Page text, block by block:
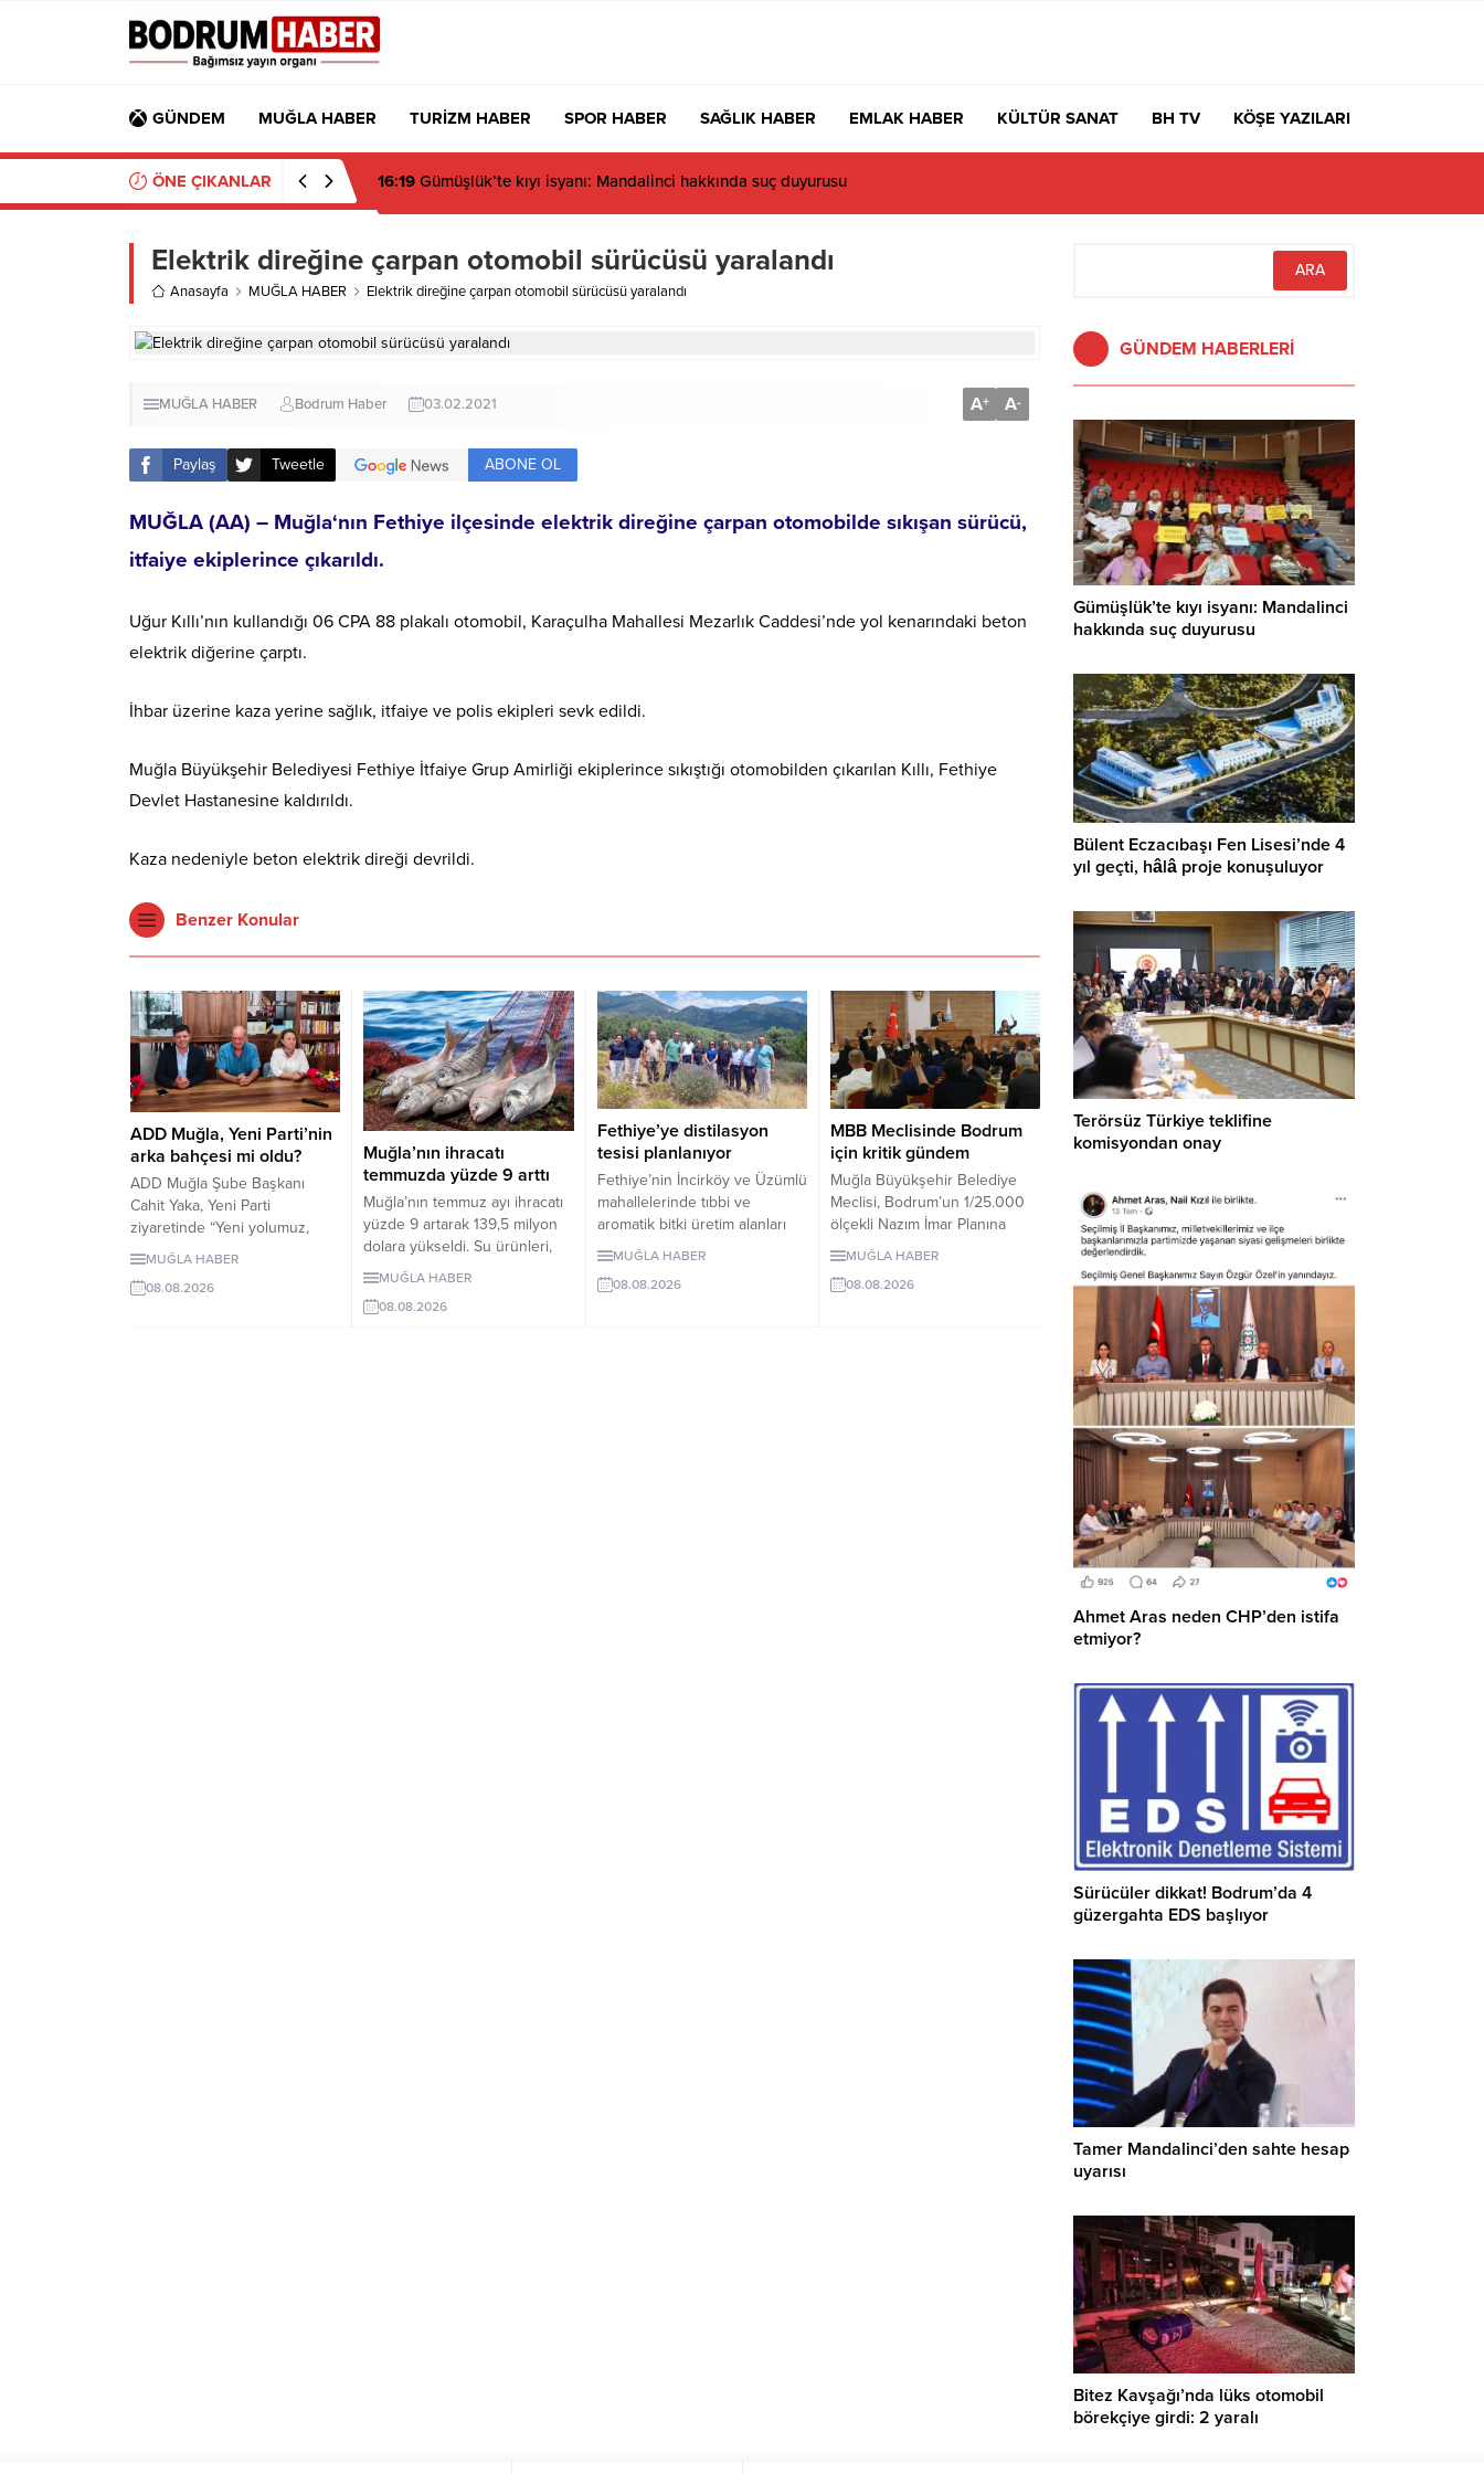
GÜNDEM MUĞLA HABER TURİZM HABER SPOR HABER SAĞLIK HABER EMLAK HABER KÜLTÜR SANAT BH TV KÖŞE YAZILARI
ÖNE ÇIKANLAR 16:19 Gümüşlük’te kıyı isyanı: Mandalinci hakkında suç duyurusu
Elektrik direğine çarpan otomobil sürücüsü yaralandı
Anasayfa MUĞLA HABER Elektrik direğine çarpan otomobil sürücüsü yaralandı
MUĞLA HABER Bodrum Haber 03.02.2021 A+ A-
Paylaş Tweetle ABONE OL
MUĞLA (AA) – Muğla‘nın Fethiye ilçesinde elektrik direğine çarpan otomobilde sıkışan sürücü,
itfaiye ekiplerince çıkarıldı.
Uğur Kıllı’nın kullandığı 06 CPA 88 plakalı otomobil, Karaçulha Mahallesi Mezarlık Caddesi’nde yol kenarındaki beton
elektrik diğerine çarptı.
İhbar üzerine kaza yerine sağlık, itfaiye ve polis ekipleri sevk edildi.
Muğla Büyükşehir Belediyesi Fethiye İtfaiye Grup Amirliği ekiplerince sıkıştığı otomobilden çıkarılan Kıllı, Fethiye
Devlet Hastanesine kaldırıldı.
Kaza nedeniyle beton elektrik direği devrildi.
Benzer Konular
ADD Muğla, Yeni Parti’nin
arka bahçesi mi oldu?
ADD Muğla Şube Başkanı
Cahit Yaka, Yeni Parti
ziyaretinde “Yeni yolumuz,
yeni mücadelemiz hayırlı
mesajı verdi.
MUĞLA HABER
08.08.2026
Muğla’nın ihracatı
temmuzda yüzde 9 arttı
Muğla’nın temmuz ayı ihracatı
yüzde 9 artarak 139,5 milyon
dolara yükseldi. Su ürünleri,
madencilik ve yaş meyve
artışta öne çıktı.
MUĞLA HABER
08.08.2026
Fethiye’ye distilasyon
tesisi planlanıyor
Fethiye’nin İncirköy ve Üzümlü
mahallelerinde tıbbi ve
aromatik bitki üretim alanları
incelendi. Bölgede kurulması
yer değerlendirmesi yapıldı.
MUĞLA HABER
08.08.2026
MBB Meclisinde Bodrum
için kritik gündem
Muğla Büyükşehir Belediye
Meclisi, Bodrum’un 1/25.000
ölçekli Nazım İmar Planına
yapılan itirazları, Bodrum–
Torba’daki 7 bin 86
MUĞLA HABER
08.08.2026
GÜNDEM HABERLERİ
Gümüşlük’te kıyı isyanı: Mandalinci
hakkında suç duyurusu
Bülent Eczacıbaşı Fen Lisesi’nde 4
yıl geçti, hâlâ proje konuşuluyor
Terörsüz Türkiye teklifine
komisyondan onay
Ahmet Aras neden CHP’den istifa
etmiyor?
Sürücüler dikkat! Bodrum’da 4
güzergahta EDS başlıyor
Tamer Mandalinci’den sahte hesap
uyarısı
Bitez Kavşağı’nda lüks otomobil
börekçiye girdi: 2 yaralı